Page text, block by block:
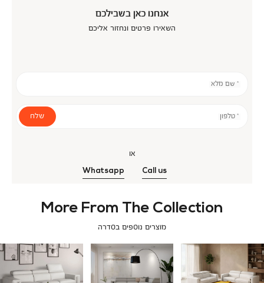
אנחנו כאן בשבילכם
השאירו פרטים ונחזור אליכם
* שם מלא
* טלפון שלח
או
Call us
Whatsapp
More From The Collection
מוצרים נוספים בסדרה